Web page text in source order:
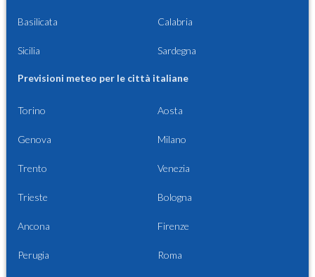
Basilicata Calabria
Sicilia Sardegna
Previsioni meteo per le città italiane
Torino Aosta
Genova Milano
Trento Venezia
Trieste Bologna
Ancona Firenze
Perugia Roma